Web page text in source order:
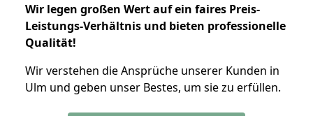
Wir legen großen Wert auf ein faires Preis-
Leistungs-Verhältnis und bieten professionelle
Qualität!
Wir verstehen die Ansprüche unserer Kunden in
Ulm und geben unser Bestes, um sie zu erfüllen.